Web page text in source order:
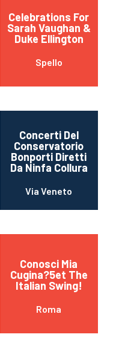
Celebrations For
Sarah Vaughan &
Duke Ellington
Spello
Concerti Del
Conservatorio
Bonporti Diretti
Da Ninfa Collura
Via Veneto
Conosci Mia
Cugina?5et The
Italian Swing!
Roma